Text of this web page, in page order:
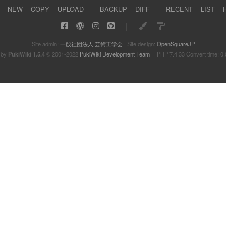
NEW COPY UPLOAD BACKUP DIFF RECENT LIST
Site admin: 一般社団法人 芸術工学会 Site design: OpenSquareJP
PukiWiki 1.5.4© 2001-2022 PukiWiki Development TeamPHP 7.4.33 Convert time: